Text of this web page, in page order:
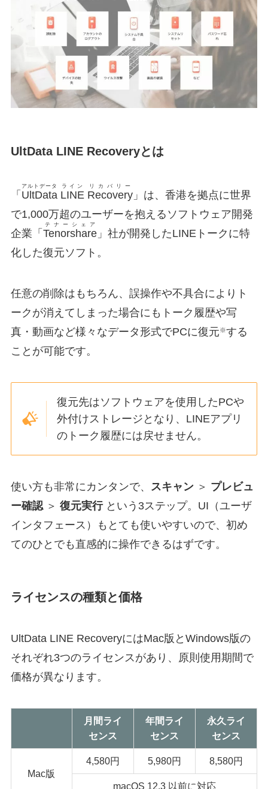
UltData LINE Recoveryとは
「 UltData
アルトデータ
LINE
ライン
Recovery
リカバリー
」は、香港を拠点に世界
で1,000万超のユーザーを抱えるソフトウェア開発
企業「 Tenorshare
テナーシェア
」社が開発したLINEトークに特
化した復元ソフト。
任意の削除はもちろん、誤操作や不具合によりト
ークが消えてしまった場合にもトーク履歴や写
真・動画など様々なデータ形式でPCに復元※する
ことが可能です。
復元先はソフトウェアを使用したPCや
外付けストレージとなり、LINEアプリ
のトーク履歴には戻せません。
使い方も非常にカンタンで、 スキャン＞ プレビュ
ー確認＞ 復元実行という3ステップ。UI（ユーザ
インタフェース）もとても使いやすいので、初め
てのひとでも直感的に操作できるはずです。
ライセンスの種類と価格
UltData LINE RecoveryにはMac版とWindows版の
それぞれ3つのライセンスがあり、原則使用期間で
価格が異なります。
月間ライ
センス
年間ライ
センス
永久ライ
センス
Mac版
4,580円 5,980円 8,580円
macOS 12.3 以前に対応